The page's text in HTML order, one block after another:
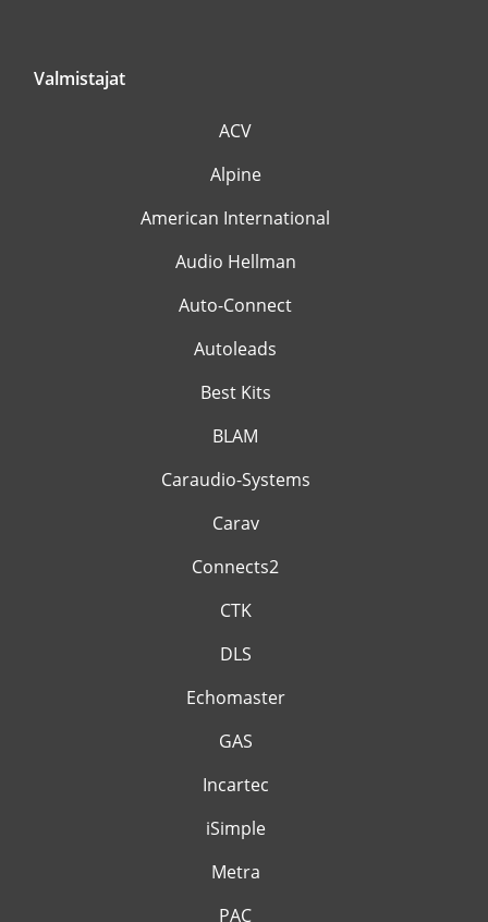
Valmistajat
ACV
Alpine
American International
Audio Hellman
Auto-Connect
Autoleads
Best Kits
BLAM
Caraudio-Systems
Carav
Connects2
CTK
DLS
Echomaster
GAS
Incartec
iSimple
Metra
PAC